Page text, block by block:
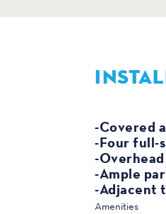
Amenities
-Covered
-Four full-
-
-Ample
-Adjacent